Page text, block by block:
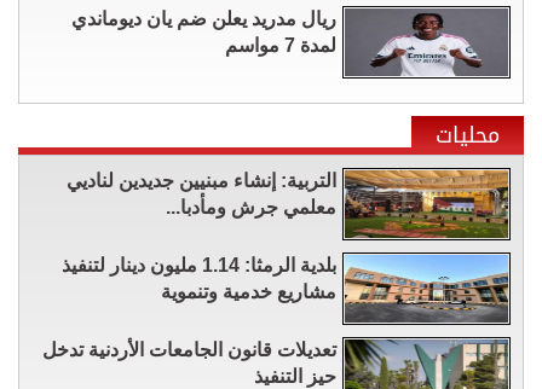
ريال مدريد يعلن ضم يان ديوماندي
لمدة 7 مواسم
محليات
التربية: إنشاء مبنيين جديدين لناديي
معلمي جرش ومأدبا...
بلدية الرمثا: 1.14 مليون دينار لتنفيذ
مشاريع خدمية وتنموية
تعديلات قانون الجامعات الأردنية تدخل
حيز التنفيذ